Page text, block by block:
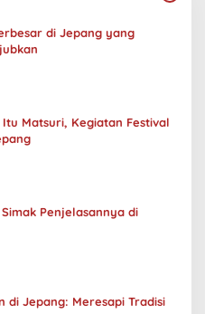
di Jepang yang
Matsuri, Kegiatan Festival
Penjelasannya di
di Jepang: Meresapi Tradisi